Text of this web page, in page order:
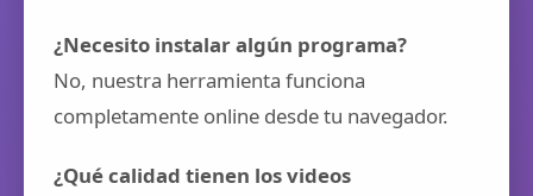
¿Necesito instalar algún programa?
No, nuestra herramienta funciona
completamente online desde tu navegador.
¿Qué calidad tienen los videos